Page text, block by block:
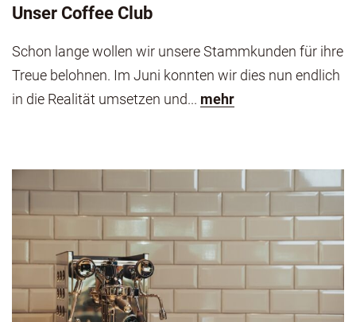
Unser Coffee Club
Schon lange wollen wir unsere Stammkunden für ihre
Treue belohnen. Im Juni konnten wir dies nun endlich
in die Realität umsetzen und... mehr